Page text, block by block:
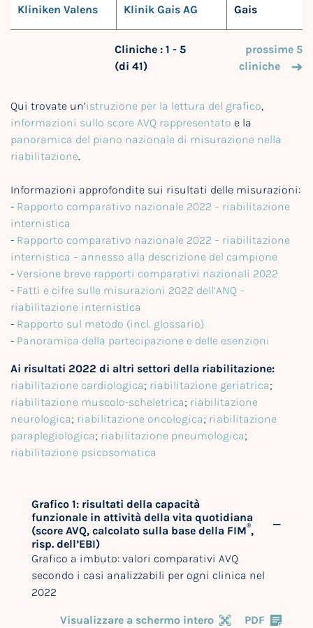
Kliniken Valens Klinik Gais AG Gais
Cliniche : 1 - 5
(di 41)
prossime 5
cliniche
Qui trovate un’istruzione per la lettura del grafico,
informazioni sullo score AVQ rappresentato e la
panoramica del piano nazionale di misurazione nella
riabilitazione.
Informazioni approfondite sui risultati delle misurazioni:
- Rapporto comparativo nazionale 2022 – riabilitazione
internistica
- Rapporto comparativo nazionale 2022 – riabilitazione
internistica – annesso alla descrizione del campione
- Versione breve rapporti comparativi nazionali 2022
- Fatti e cifre sulle misurazioni 2022 dell’ANQ –
riabilitazione internistica
- Rapporto sul metodo (incl. glossario)
- Panoramica della partecipazione e delle esenzioni
Ai risultati 2022 di altri settori della riabilitazione:
riabilitazione cardiologica; riabilitazione geriatrica;
riabilitazione muscolo-scheletrica; riabilitazione
neurologica; riabilitazione oncologica; riabilitazione
paraplegiologica; riabilitazione pneumologica;
riabilitazione psicosomatica
Grafico 1: risultati della capacità
funzionale in attività della vita quotidiana
(score AVQ, calcolato sulla base della FIM®,
risp. dell’EBI)
Grafico a imbuto: valori comparativi AVQ
secondo i casi analizzabili per ogni clinica nel
2022
Visualizzare a schermo intero PDF